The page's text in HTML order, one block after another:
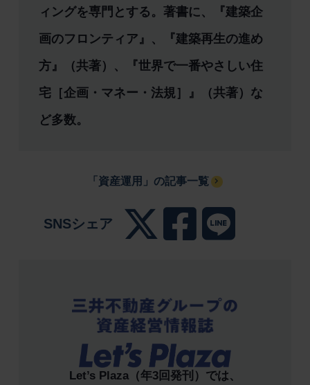
ィングを専門とする。著書に、『建築企
画のフロンティア』、『建築再生の進め
方』（共著）、『世界で一番やさしい住
宅［企画・マネー・法規］』（共著）な
ど多数。
「資産運用」の記事一覧
SNSシェア
Let’s Plaza（年3回発刊）では、